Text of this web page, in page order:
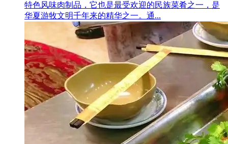
特色风味肉制品，它也是最受欢迎的民族菜肴之一，是
华夏游牧文明千年来的精华之一。通...